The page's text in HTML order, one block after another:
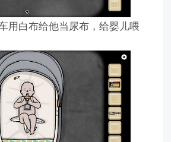
用白布给他当尿布，给婴儿喂